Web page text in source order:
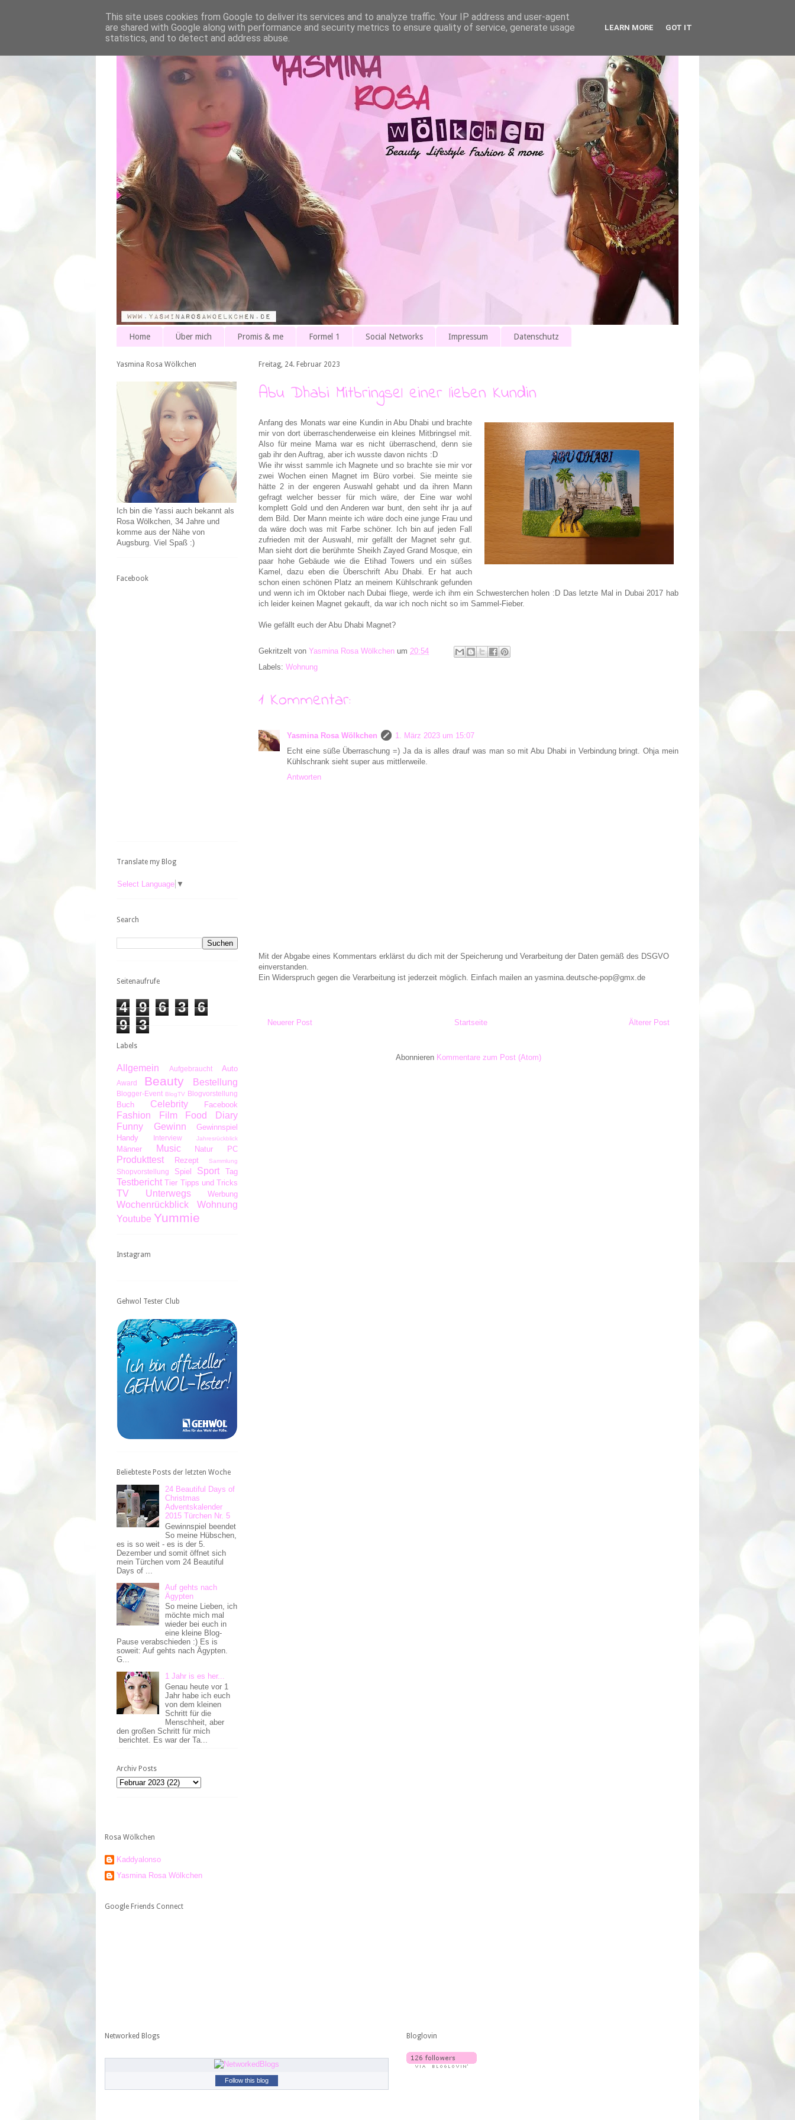
Home Über mich Promis & me Formel 1 Social Networks Impressum Datenschutz
Freitag, 24. Februar 2023
Abu Dhabi Mitbringsel einer lieben Kundin
Anfang des Monats war eine Kundin in Abu Dhabi und brachte
mir von dort überraschenderweise ein kleines Mitbringsel mit.
Also für meine Mama war es nicht überraschend, denn sie
gab ihr den Auftrag, aber ich wusste davon nichts :D
Wie ihr wisst sammle ich Magnete und so brachte sie mir vor
zwei Wochen einen Magnet im Büro vorbei. Sie meinte sie
hätte 2 in der engeren Auswahl gehabt und da ihren Mann
gefragt welcher besser für mich wäre, der Eine war wohl
komplett Gold und den Anderen war bunt, den seht ihr ja auf
dem Bild. Der Mann meinte ich wäre doch eine junge Frau und
da wäre doch was mit Farbe schöner. Ich bin auf jeden Fall
zufrieden mit der Auswahl, mir gefällt der Magnet sehr gut.
Man sieht dort die berühmte Sheikh Zayed Grand Mosque, ein
paar hohe Gebäude wie die Etihad Towers und ein süßes
Kamel, dazu eben die Überschrift Abu Dhabi. Er hat auch
schon einen schönen Platz an meinem Kühlschrank gefunden
und wenn ich im Oktober nach Dubai fliege, werde ich ihm ein Schwesterchen holen :D Das letzte Mal in Dubai 2017 hab
ich leider keinen Magnet gekauft, da war ich noch nicht so im Sammel-Fieber.
Wie gefällt euch der Abu Dhabi Magnet?
Gekritzelt von Yasmina Rosa Wölkchen um 20:54
Labels: Wohnung
1 Kommentar:
Yasmina Rosa Wölkchen
1. März 2023 um 15:07
Echt eine süße Überraschung =) Ja da is alles drauf was man so mit Abu Dhabi in Verbindung bringt. Ohja mein
Kühlschrank sieht super aus mittlerweile.
Antworten
Mit der Abgabe eines Kommentars erklärst du dich mit der Speicherung und Verarbeitung der Daten gemäß des DSGVO
einverstanden.
Ein Widerspruch gegen die Verarbeitung ist jederzeit möglich. Einfach mailen an yasmina.deutsche-pop@gmx.de
Neuerer Post Älterer Post
Startseite
Abonnieren Kommentare zum Post (Atom)
Yasmina Rosa Wölkchen
Ich bin die Yassi auch bekannt als
Rosa Wölkchen, 34 Jahre und
komme aus der Nähe von
Augsburg. Viel Spaß :)
Facebook
Translate my Blog
Select Language ▼
Search
Seitenaufrufe
4 9 6 3
6
9
3
Labels
Allgemein Aufgebraucht Auto
Award Beauty Bestellung
Blogger-Event BlogTV Blogvorstellung
Buch Celebrity Facebook
Fashion Film
Food Diary
Funny
Gewinn
Gewinnspiel
Handy
Interview Jahresrückblick
Männer Music Natur PC
Produkttest Rezept Sammlung
Shopvorstellung Spiel Sport Tag
Testbericht Tier Tipps und Tricks
TV Unterwegs Werbung
Wochenrückblick
Wohnung
Youtube Yummie
Instagram
Gehwol Tester Club
Beliebteste Posts der letzten Woche
24 Beautiful Days of
Christmas
Adventskalender
2015 Türchen Nr. 5
Gewinnspiel beendet
So meine Hübschen,
es is so weit - es is der 5.
Dezember und somit öffnet sich
mein Türchen vom 24 Beautiful
Days of ...
Auf gehts nach
Ägypten
So meine Lieben, ich
möchte mich mal
wieder bei euch in
eine kleine Blog-
Pause verabschieden :) Es is
soweit: Auf gehts nach Ägypten.
G...
1 Jahr is es her...
Genau heute vor 1
Jahr habe ich euch
von dem kleinen
Schritt für die
Menschheit, aber
den großen Schritt für mich
berichtet. Es war der Ta...
Archiv Posts
Rosa Wölkchen
Kaddyalonso
Yasmina Rosa Wölkchen
Google Friends Connect
Networked Blogs
Follow this blog
Bloglovin
This site uses cookies from Google to deliver its services and to analyze traffic. Your IP address and user-agent
are shared with Google along with performance and security metrics to ensure quality of service, generate usage
statistics, and to detect and address abuse.
LEARN MORE GOT IT